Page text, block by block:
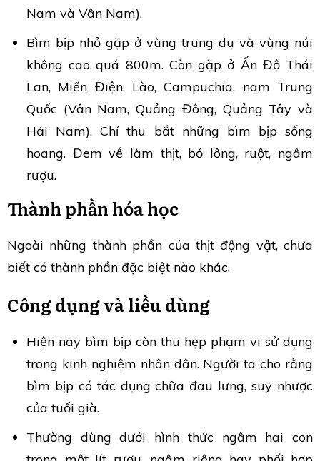
Nam và Vân Nam).
Bìm bịp nhỏ gặp ở vùng trung du và vùng núi
không cao quá 800m. Còn gặp ở Ấn Độ Thái
Lan, Miến Điện, Lào, Campuchia, nam Trung
Quốc (Vân Nam, Quảng Đông, Quảng Tây và
Hải Nam). Chỉ thu bắt những bìm bịp sống
hoang. Đem về làm thịt, bỏ lông, ruột, ngâm
rượu.
Thành phần hóa học
Ngoài những thành phần của thịt động vật, chưa
biết có thành phần đặc biệt nào khác.
Công dụng và liều dùng
Hiện nay bìm bịp còn thu hẹp phạm vi sử dụng
trong kinh nghiệm nhân dân. Người ta cho rằng
bìm bịp có tác dụng chữa đau lưng, suy nhược
của tuổi già.
Thường dùng dưới hình thức ngâm hai con